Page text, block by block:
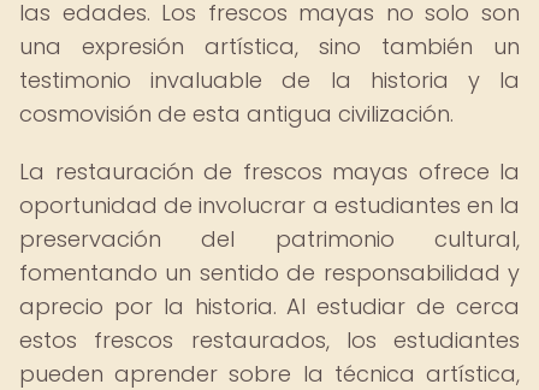
las edades. Los frescos mayas no solo son
una expresión artística, sino también un
testimonio invaluable de la historia y la
cosmovisión de esta antigua civilización.
La restauración de frescos mayas ofrece la
oportunidad de involucrar a estudiantes en la
preservación del patrimonio cultural,
fomentando un sentido de responsabilidad y
aprecio por la historia. Al estudiar de cerca
estos frescos restaurados, los estudiantes
pueden aprender sobre la técnica artística,